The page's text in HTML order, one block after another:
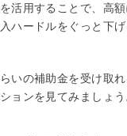
活用することで、高
ハードルをぐっと下
いの補助金を受け取
ョンを見てみましょう